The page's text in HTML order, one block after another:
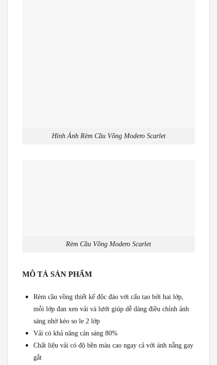
Hình Ảnh Rèm Cầu Vồng Modero Scarlet
Rèm Cầu Vồng Modero Scarlet
MÔ TẢ SẢN PHẨM
Rèm cầu vồng thiết kế độc đáo với cấu tạo bởi hai lớp,
mỗi lớp đan xen vải và lưới giúp dễ dàng điều chỉnh ảnh
sáng nhờ kéo so le 2 lớp
Vải có khả năng cản sáng 80%
Chất liệu vải có độ bền màu cao ngay cả với ánh nắng gay
gắt